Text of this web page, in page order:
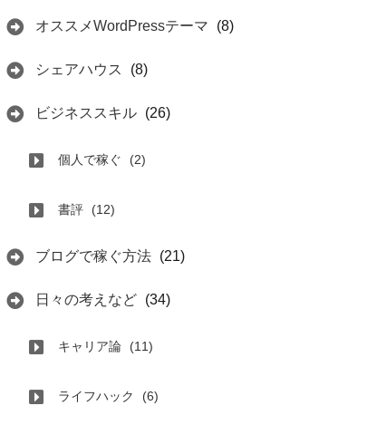
オススメWordPressテーマ (8)
シェアハウス (8)
ビジネススキル (26)
個人で稼ぐ (2)
書評 (12)
ブログで稼ぐ方法 (21)
日々の考えなど (34)
キャリア論 (11)
ライフハック (6)